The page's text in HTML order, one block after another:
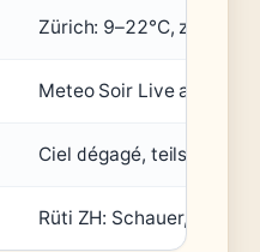
Zürich: 9–22°C, ziemlich
Meteo Soir Live auf RTS
Ciel dégagé, teils
Rüti ZH: Schauer, 19°C,